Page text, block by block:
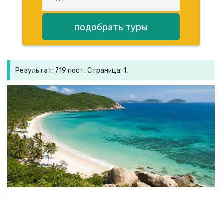
подобрать туры
Результат: 719 пост, Страница: 1,